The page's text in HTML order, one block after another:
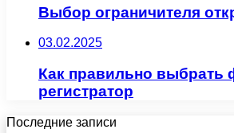
Выбор ограничителя
03.02.2025
Как правильно выбрать
регистратор
Последние записи